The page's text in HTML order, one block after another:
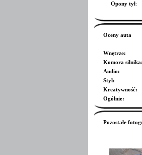
Opony tył:
Oceny auta
Wnętrze:
Komora silnika:
Audio:
Styl:
Kreatywność:
Ogólnie:
Pozostałe